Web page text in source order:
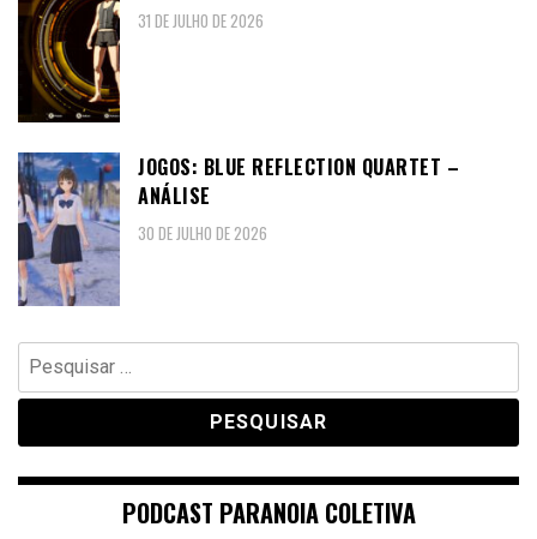
31 DE JULHO DE 2026
JOGOS: BLUE REFLECTION QUARTET –
ANÁLISE
30 DE JULHO DE 2026
Pesquisar
por:
PODCAST PARANOIA COLETIVA